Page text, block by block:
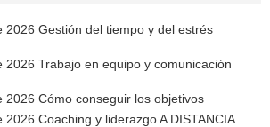
2026 Gestión del tiempo y del estrés
2026 Trabajo en equipo y comunicación
2026 Cómo conseguir los objetivos
2026 Coaching y liderazgo A DISTANCIA